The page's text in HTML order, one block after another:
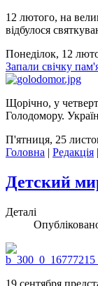
12 лютого, на
відбулося
Понеділок, 12
Запали свічку
Щорічно, у
Голодомору.
П'ятниця, 25
Головна | Редакція |
Детский
Деталі